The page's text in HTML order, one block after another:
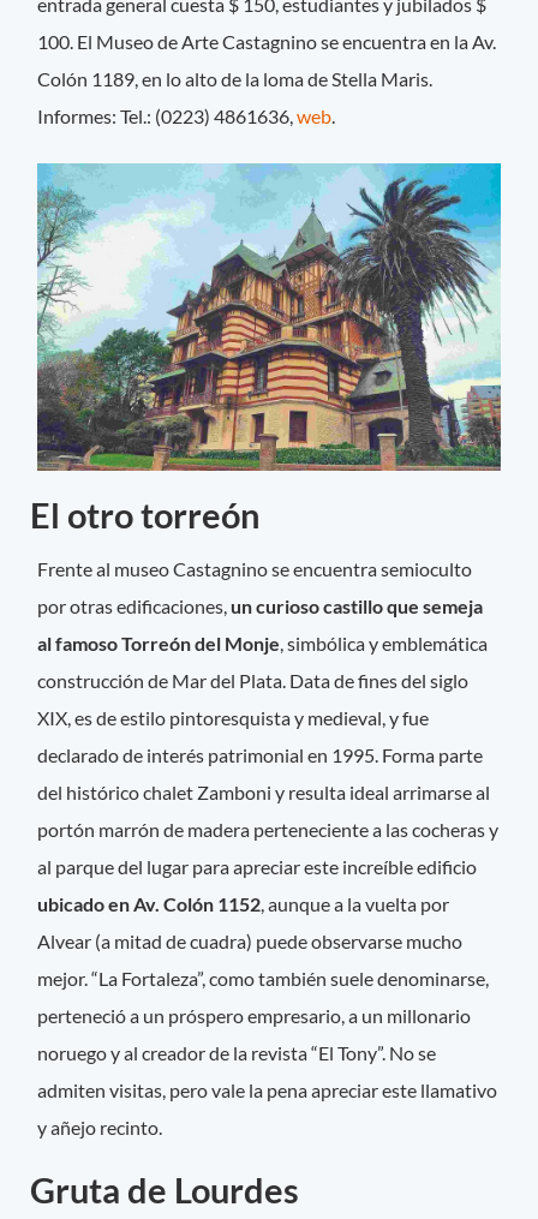
100. El Museo de Arte Castagnino se encuentra en la Av.
Colón 1189, en lo alto de la loma de Stella Maris.
Informes: Tel.: (0223) 4861636,web
El otro torreón
Frente al museo Castagnino se encuentra semioculto
por otras edificaciones, un curioso castillo que semeja
al famoso Torreón del Monje, simbólica y emblemática
construcción de Mar del Plata. Data de fines del siglo
XIX, es de estilo pintoresquista y medieval, y fue
declarado de interés patrimonial en 1995. Forma parte
del histórico chalet Zamboni y resulta ideal arrimarse al
portón marrón de madera perteneciente a las cocheras y
al parque del lugar para apreciar este increíble edificio
ubicado en Av. Colón 1152, aunque a la vuelta por
Alvear (a mitad de cuadra) puede observarse mucho
mejor. “La Fortaleza”, como también suele denominarse,
perteneció a un próspero empresario, a un millonario
noruego y al creador de la revista “El Tony”. No se
admiten visitas, pero vale la pena apreciar este llamativo
y añejo recinto.
Gruta de Lourdes